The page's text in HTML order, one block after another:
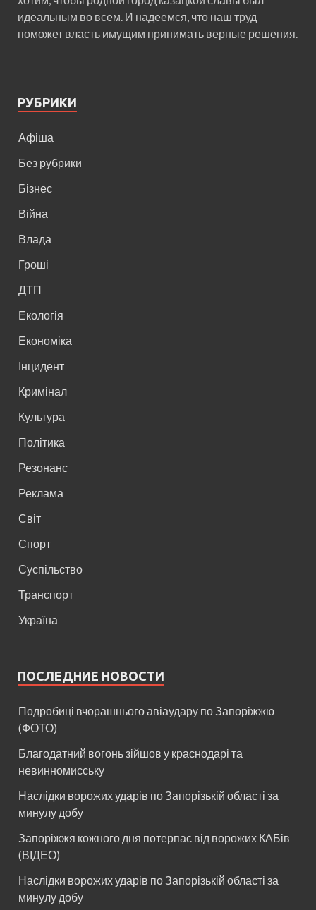
идеальным во всем. И надеемся, что наш труд
поможет власть имущим принимать верные решения.
РУБРИКИ
Афіша
Без рубрики
Бізнес
Війна
Влада
Гроші
ДТП
Екологія
Економіка
Інцидент
Кримінал
Культура
Політика
Резонанс
Реклама
Світ
Спорт
Суспільство
Транспорт
Україна
ПОСЛЕДНИЕ НОВОСТИ
Подробиці вчорашнього авіаудару по Запоріжжю
(ФОТО)
Благодатний вогонь зійшов у краснодарі та
невинномисську
Наслідки ворожих ударів по Запорізькій області за
минулу добу
Запоріжжя кожного дня потерпає від ворожих КАБів
(ВІДЕО)
Наслідки ворожих ударів по Запорізькій області за
минулу добу